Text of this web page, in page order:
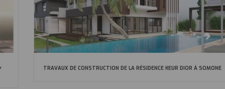
TRAVAUX DE CONSTRUCTION DE LA RÉSIDENCE KEUR DIOR À SOMONE